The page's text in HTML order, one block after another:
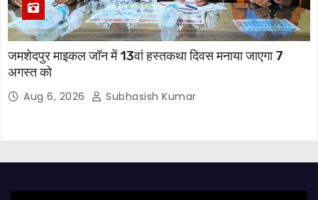
जमशेदपुर माइकल जॉन में 13वां हस्तकथा दिवस मनाया जाएगा 7
अगस्त को
Aug 6, 2026 Subhasish Kumar